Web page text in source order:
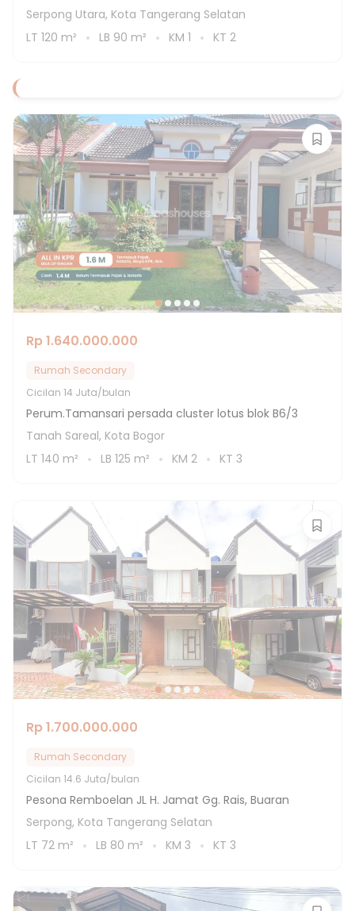
Serpong Utara, Kota Tangerang Selatan
LT 120 m² LB 90 m² KM 1 KT 2
Rp 1.640.000.000
Rumah Secondary
Cicilan 14 Juta/bulan
Perum.Tamansari persada cluster lotus blok B6/3
Tanah Sareal, Kota Bogor
LT 140 m² LB 125 m² KM 2 KT 3
Rp 1.700.000.000
Rumah Secondary
Cicilan 14.6 Juta/bulan
Pesona Remboelan JL H. Jamat Gg. Rais, Buaran
Serpong, Kota Tangerang Selatan
LT 72 m² LB 80 m² KM 3 KT 3